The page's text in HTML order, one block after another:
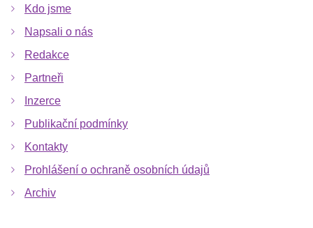
Kdo jsme
Napsali o nás
Redakce
Partneři
Inzerce
Publikační podmínky
Kontakty
Prohlášení o ochraně osobních údajů
Archiv